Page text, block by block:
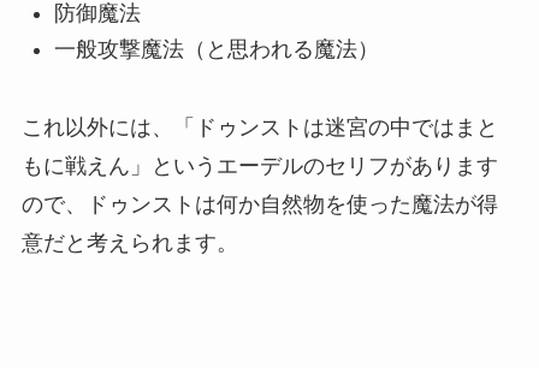
防御魔法
一般攻撃魔法（と思われる魔法）
これ以外には、「ドゥンストは迷宮の中ではまと
もに戦えん」というエーデルのセリフがあります
ので、ドゥンストは何か自然物を使った魔法が得
意だと考えられます。